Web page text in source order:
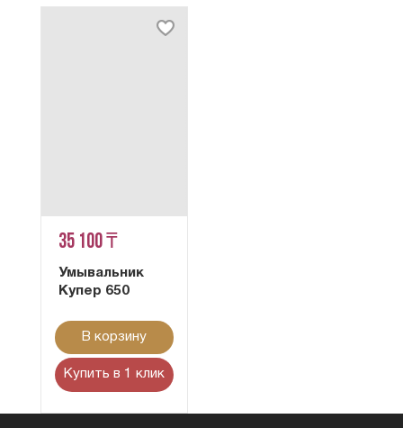
35 100 ₸
Умывальник
Купер 650
В корзину
Купить в 1 клик